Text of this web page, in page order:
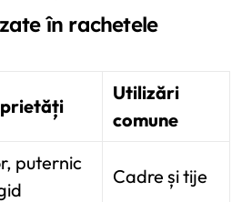
în rachetele
Utilizări
comune
puternic
Cadre și tije